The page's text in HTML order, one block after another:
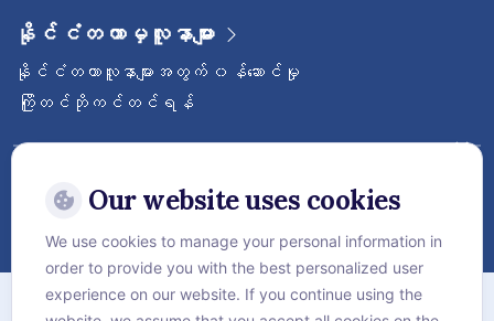
နိုင်ငံတကာမှလူနာများ
နိုင်ငံတကာလူနာများအတွက် ၀န်ဆောင်မှု
ကြိုတင်ဘိုကင်တင်ရန်
ဝေ့ဌာနီနိုင်ငံတကာဆေးရုံကြီးကို follow လုပ်
ထားပါ
အကြောင်း
Our website uses cookies
We use cookies to manage your personal information in
order to provide you with the best personalized user
experience on our website. If you continue using the